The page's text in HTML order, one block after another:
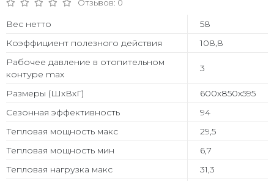
Отзывов: 0
Вес нетто
58
Коэффициент полезного действия
108,8
Рабочее давление в отопительном
контуре max
3
Размеры (ШхВхГ)
600х850х595
Сезонная эффективность
94
Тепловая мощность макс
29,5
Тепловая мощность мин
6,7
Тепловая нагрузка макс
31,3